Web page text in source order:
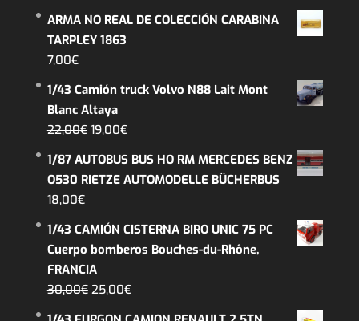
original
era:
actual
es:
ARMA NO REAL DE COLECCIÓN CARABINA
TARPLEY 1863
7,00€
1/43 Camión truck Volvo N88 Lait Mont
Blanc Altaya
22,00€ El
original
era:
19,00€El
actual
es:
1/87 AUTOBUS BUS HO RM MERCEDES BENZ
O530 RIETZE AUTOMODELLE BÜCHERBUS
18,00€
1/43 CAMIÓN CISTERNA BIRO UNIC 75 PC
Cuerpo bomberos Bouches-du-Rhône,
FRANCIA
30,00€ El
25,00€El